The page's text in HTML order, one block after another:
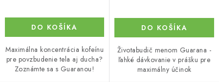
DO KOŠÍKA
Maximálna koncentrácia kofeínu
pre povzbudenie tela aj ducha?
Zoznámte sa s Guaranou!
DO KOŠÍKA
Životabudič menom Guarana -
ľahké dávkovanie v prášku pre
maximálny účinok